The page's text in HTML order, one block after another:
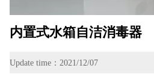
内置式水箱自洁消毒器
Update time：2021/12/07